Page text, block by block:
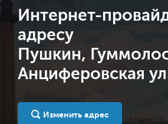
Интернет-
адресу
Пушкин,
Анциферовская
Изменить адрес